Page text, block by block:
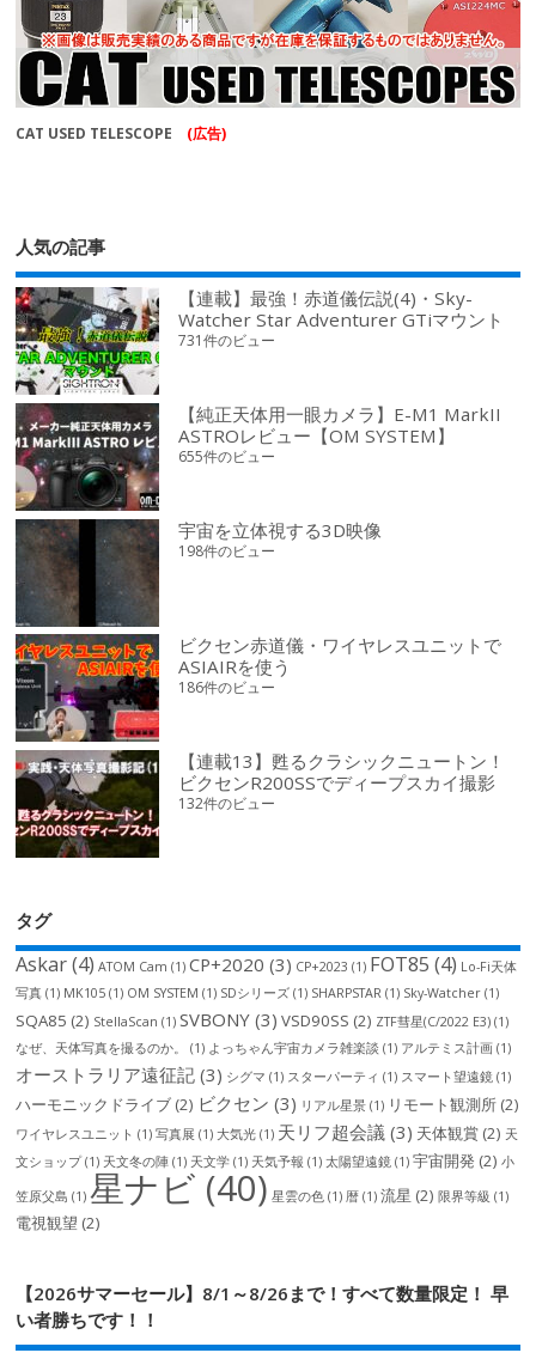
CAT USED TELESCOPE (広告)
人気の記事
【連載】最強！赤道儀伝説(4)・Sky-
Watcher Star Adventurer GTiマウント
731件のビュー
【純正天体用一眼カメラ】E-M1 MarkII
ASTROレビュー【OM SYSTEM】
655件のビュー
宇宙を立体視する3D映像
198件のビュー
ビクセン赤道儀・ワイヤレスユニットで
ASIAIRを使う
186件のビュー
【連載13】甦るクラシックニュートン！
ビクセンR200SSでディープスカイ撮影
132件のビュー
タグ
Askar(4) ATOM Cam (1) CP+2020 (3) CP+2023 (1) FOT85 (4) Lo-Fi天体
写真 (1) MK105 (1) OM SYSTEM (1) SDシリーズ (1) SHARPSTAR (1) Sky-Watcher (1)
SQA85 (2) StellaScan (1) SVBONY (3) VSD90SS (2) ZTF彗星(C/2022 E3) (1)
なぜ、天体写真を撮るのか。
(1) よっちゃん宇宙カメラ雑楽談 (1) アルテミス計画 (1)
オーストラリア遠征記 (3) シグマ (1) スターパーティ (1) スマート望遠鏡 (1)
ハーモニックドライブ (2) ビクセン (3) リアル星景 (1) リモート観測所 (2)
ワイヤレスユニット (1) 写真展 (1) 大気光 (1) 天リフ超会議 (3) 天体観賞 (2) 天
文ショップ(1) 天文冬の陣 (1) 天文学 (1) 天気予報 (1) 太陽望遠鏡 (1) 宇宙開発 (2) 小
笠原父島 (1) 星ナビ (40) 星雲の色 (1) 暦 (1) 流星 (2) 限界等級 (1)
電視観望 (2)
【2026サマーセール】8/1～8/26まで！すべて数量限定！ 早
い者勝ちです！！